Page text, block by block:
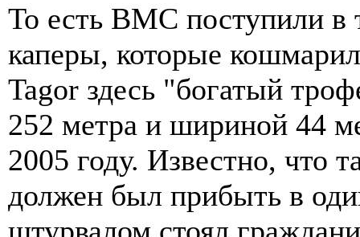
То есть ВМС поступили в
каперы, которые
Tagor здесь "богатый
252 метра и шириной 44
2005 году. Известно, что
должен был прибыть в